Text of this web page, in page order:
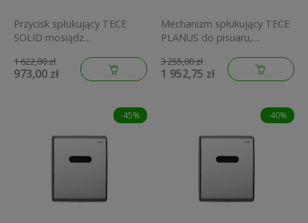
Przycisk spłukujący TECE
SOLID mosiądz
diamentowej 9240436
1 622,00 zł
973,00 zł
Mechanizm spłukujący TECE
PLANUS do pisuaru,
9.242.353
3 255,00 zł
1 952,75 zł
-45% -40%